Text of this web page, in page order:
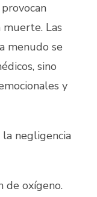
muerte. Las
menudo se
sino
y
la negligencia
de oxígeno.